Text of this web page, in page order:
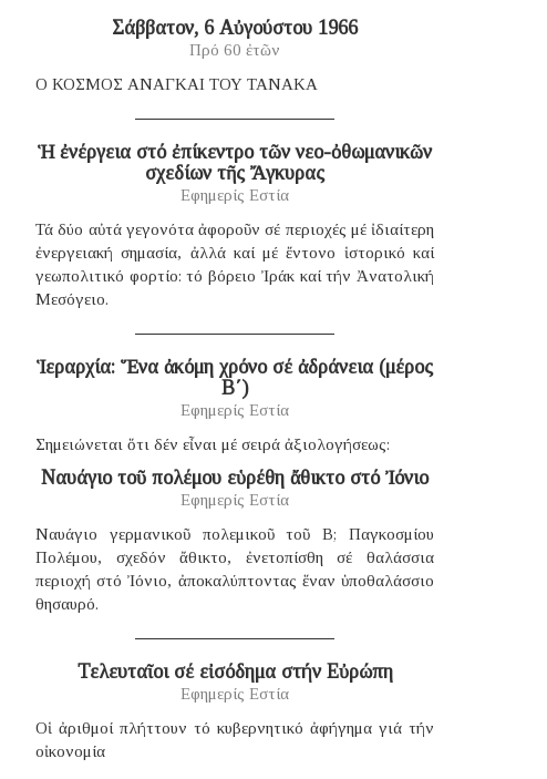
Σάββατον, 6 Αὐγούστου 1966
Πρό 60 ἐτῶν
Ο ΚΟΣΜΟΣ ΑΝΑΓΚΑΙ ΤΟΥ ΤΑΝΑΚΑ
Ἡ ἐνέργεια στό ἐπίκεντρο τῶν νεο-ὀθωμανικῶν
σχεδίων τῆς Ἄγκυρας
Εφημερίς Εστία
Τά δύο αὐτά γεγονότα ἀφοροῦν σέ περιοχές μέ ἰδιαίτερη
ἐνεργειακή σημασία, ἀλλά καί μέ ἔντονο ἱστορικό καί
γεωπολιτικό φορτίο: τό βόρειο Ἰράκ καί τήν Ἀνατολική
Μεσόγειο.
Ἱεραρχία: Ἕνα ἀκόμη χρόνο σέ ἀδράνεια (μέρος
B΄)
Εφημερίς Εστία
Σημειώνεται ὅτι δέν εἶναι μέ σειρά ἀξιολογήσεως:
Ναυάγιο τοῦ πολέμου εὑρέθη ἄθικτο στό Ἰόνιο
Εφημερίς Εστία
Ναυάγιο γερμανικοῦ πολεμικοῦ τοῦ B; Παγκοσμίου
Πολέμου, σχεδόν ἄθικτο, ἐνετοπίσθη σέ θαλάσσια
περιοχή στό Ἰόνιο, ἀποκαλύπτοντας ἕναν ὑποθαλάσσιο
θησαυρό.
Τελευταῖοι σέ εἰσόδημα στήν Εὐρώπη
Εφημερίς Εστία
Οἱ ἀριθμοί πλήττουν τό κυβερνητικό ἀφήγημα γιά τήν
οἰκονομία